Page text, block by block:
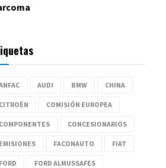
AUDI BMW CHINA
CITROËN COMISIÓN EUROPEA
COMPONENTES CONCESIONARIOS
EMISIONES FACONAUTO FIAT
FORD FORD ALMUSSAFES